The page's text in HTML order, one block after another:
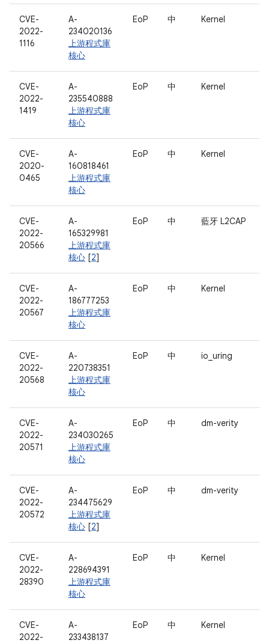
CVE-
2022-
1116
A-
234020136
上游程式庫
核心
EoP 中 Kernel
CVE-
2022-
1419
A-
235540888
上游程式庫
核心
EoP 中 Kernel
CVE-
2020-
0465
A-
160818461
上游程式庫
核心
EoP 中 Kernel
CVE-
2022-
20566
A-
165329981
上游程式庫
核心 [2]
EoP 中 藍牙 L2CAP
CVE-
2022-
20567
A-
186777253
上游程式庫
核心
EoP 中 Kernel
CVE-
2022-
20568
A-
220738351
上游程式庫
核心
EoP 中 io_uring
CVE-
2022-
20571
A-
234030265
上游程式庫
核心
EoP 中 dm-verity
CVE-
2022-
20572
A-
234475629
上游程式庫
核心 [2]
EoP 中 dm-verity
CVE-
2022-
28390
A-
228694391
上游程式庫
核心
EoP 中 Kernel
CVE-
2022-
A-
233438137
EoP 中 Kernel